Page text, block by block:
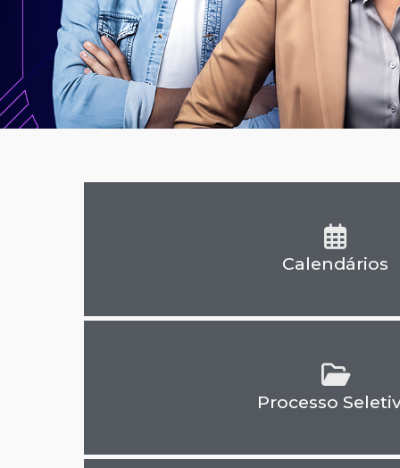
Calendários
Processo